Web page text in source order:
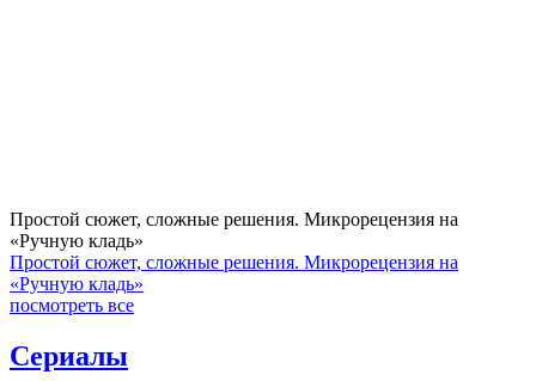
Простой сюжет, сложные решения. Микрорецензия на
«Ручную кладь»
Простой сюжет, сложные решения. Микрорецензия на
«Ручную кладь»
посмотреть все
Сериалы